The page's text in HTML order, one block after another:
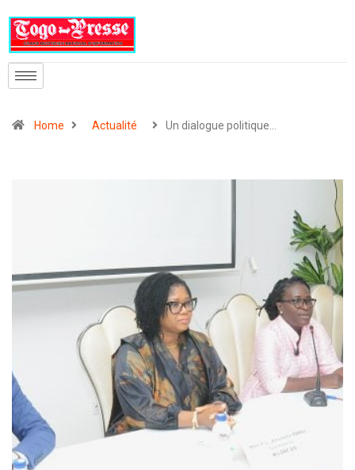
Home Actualité Un dialogue politique…